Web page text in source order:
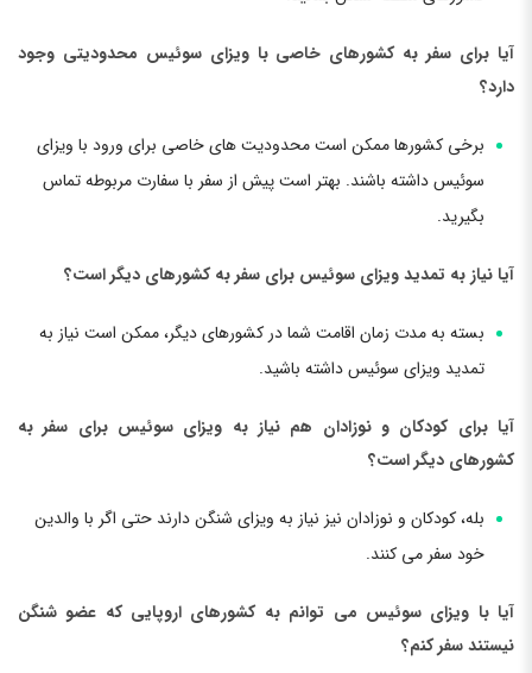
آیا برای سفر به کشورهای خاصی با ویزای سوئیس محدودیتی وجود
دارد؟
برخی کشورها ممکن است محدودیت های خاصی برای ورود با ویزای
سوئیس داشته باشند. بهتر است پیش از سفر با سفارت مربوطه تماس
بگیرید.
آیا نیاز به تمدید ویزای سوئیس برای سفر به کشورهای دیگر است؟
بسته به مدت زمان اقامت شما در کشورهای دیگر، ممکن است نیاز به
تمدید ویزای سوئیس داشته باشید.
آیا برای کودکان و نوزادان هم نیاز به ویزای سوئیس برای سفر به
کشورهای دیگر است؟
بله، کودکان و نوزادان نیز نیاز به ویزای شنگن دارند حتی اگر با والدین
خود سفر می کنند.
آیا با ویزای سوئیس می توانم به کشورهای اروپایی که عضو شنگن
نیستند سفر کنم؟